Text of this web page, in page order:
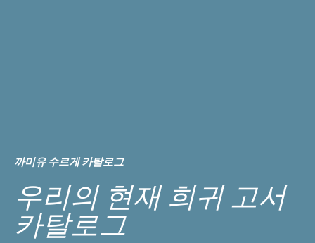
까미유 수르게 카탈로그
우리의 현재 희귀 고서
카탈로그